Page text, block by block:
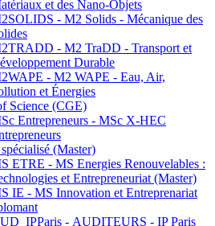
et des Nano-Objets
- M2 Solids - Mécanique des
- M2 TraDD - Transport et
Durable
- M2 WAPE - Eau, Air,
et Énergies
Science (CGE)
Entrepreneurs - MSc X-HEC
(Master)
ETRE - MS Energies Renouvelables :
et Entrepreneuriat (Master)
IE - MS Innovation et Entreprenariat
- AUDITEURS - IP Paris